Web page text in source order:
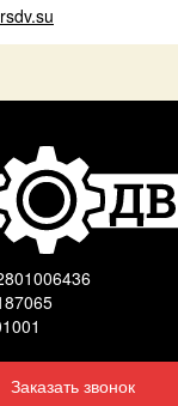
Заказать звонок